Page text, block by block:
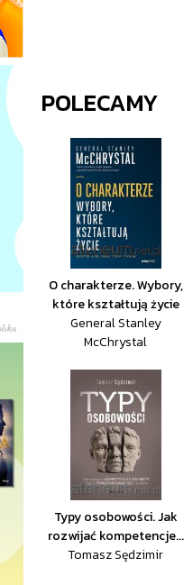
POLECAMY
O charakterze. Wybory,
które kształtują życie
General Stanley
McChrystal
Typy osobowości. Jak
rozwijać kompetencje...
Tomasz Sędzimir